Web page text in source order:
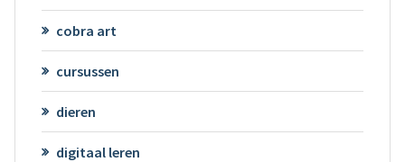
cobra art
cursussen
dieren
digitaal leren